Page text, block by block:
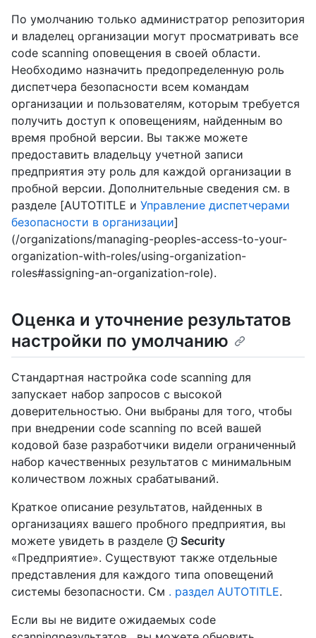
По умолчанию только администратор репозитория
и владелец организации могут просматривать все
code scanning оповещения в своей области.
Необходимо назначить предопределенную роль
диспетчера безопасности всем командам
организации и пользователям, которым требуется
получить доступ к оповещениям, найденным во
время пробной версии. Вы также можете
предоставить владельцу учетной записи
предприятия эту роль для каждой организации в
пробной версии. Дополнительные сведения см. в
разделе [AUTOTITLE и Управление диспетчерами
безопасности в организации]
(/organizations/managing-peoples-access-to-your-
organization-with-roles/using-organization-
roles#assigning-an-organization-role).
Оценка и уточнение результатов
настройки по умолчанию
Стандартная настройка code scanning для
запускает набор запросов с высокой
доверительностью. Они выбраны для того, чтобы
при внедрении code scanning по всей вашей
кодовой базе разработчики видели ограниченный
набор качественных результатов с минимальным
количеством ложных срабатываний.
Краткое описание результатов, найденных в
организациях вашего пробного предприятия, вы
можете увидеть в разделе
Security
«Предприятие». Существуют также отдельные
представления для каждого типа оповещений
системы безопасности. См . раздел AUTOTITLE.
Если вы не видите ожидаемых code